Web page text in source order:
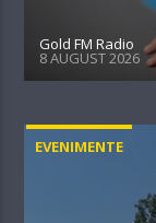
Gold FM Radio
8 AUGUST 2026
EVENIMENTE